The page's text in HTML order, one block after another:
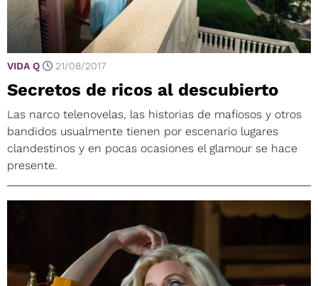
VIDA Q 21/08/2017
Secretos de ricos al descubierto
Las narco telenovelas, las historias de mafiosos y otros
bandidos usualmente tienen por escenario lugares
clandestinos y en pocas ocasiones el glamour se hace
presente.